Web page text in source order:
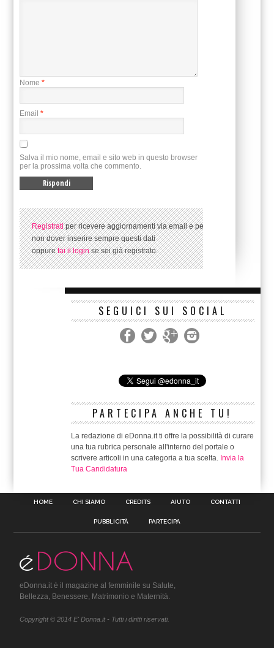
Nome *
Email *
Salva il mio nome, email e sito web in questo browser
per la prossima volta che commento.
Registratiper ricevere aggiornamenti via email e per
non dover inserire sempre questi dati
oppurefai il loginse sei già registrato.
SEGUICI SUI SOCIAL
PARTECIPA ANCHE TU!
La redazione di eDonna.it ti offre la possibilità di curare
una tua rubrica personale all'interno del portale o
scrivere articoli in una categoria a tua scelta. Invia la
Tua Candidatura
HOME CHI SIAMO CREDITS AIUTO CONTATTI
PUBBLICITÀ PARTECIPA
eDonna.it è il magazine al femminile su Salute,
Bellezza, Benessere, Matrimonio e Maternità.
Copyright © 2014 E' Donna.it - Tutti i diritti riservati.